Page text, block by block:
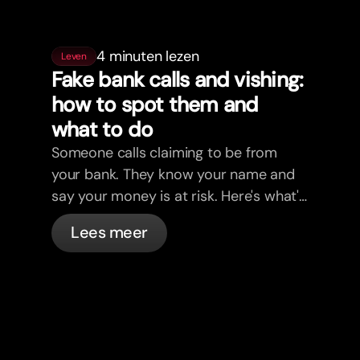
Leven 4 minuten lezen
Fake bank calls and vishing:
how to spot them and
what to do
Someone calls claiming to be from
your bank. They know your name and
say your money is at risk. Here's what's
actually happening, and what to do.
Lees meer